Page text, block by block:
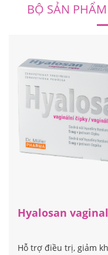
BỘ SẢN
Hyalosan
Hỗ trợ điều trị, giảm